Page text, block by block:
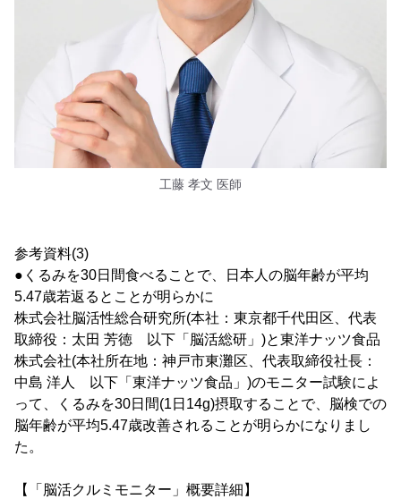
工藤 孝文 医師
参考資料(3)
●くるみを30日間食べることで、日本人の脳年齢が平均
5.47歳若返るとことが明らかに
株式会社脳活性総合研究所(本社：東京都千代田区、代表
取締役：太田 芳徳 以下「脳活総研」)と東洋ナッツ食品
株式会社(本社所在地：神戸市東灘区、代表取締役社長：
中島 洋人 以下「東洋ナッツ食品」)のモニター試験によ
って、くるみを30日間(1日14g)摂取することで、脳検での
脳年齢が平均5.47歳改善されることが明らかになりまし
た。
【「脳活クルミモニター」概要詳細】